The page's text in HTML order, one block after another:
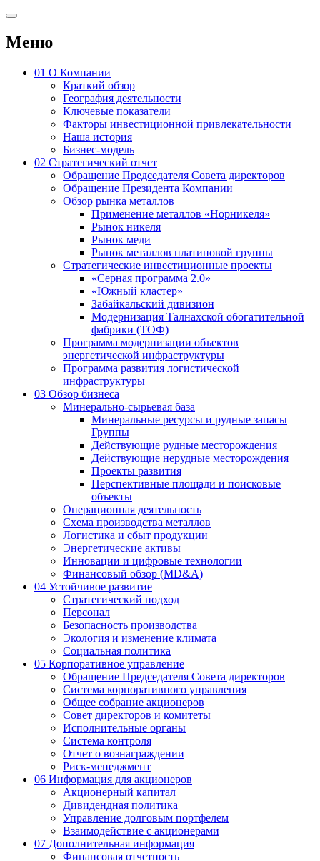
Меню
01 О Компании
Краткий обзор
География деятельности
Ключевые показатели
Факторы инвестиционной привлекательности
Наша история
Бизнес-модель
02 Стратегический отчет
Обращение Председателя Совета директоров
Обращение Президента Компании
Обзор рынка металлов
Применение металлов «Норникеля»
Рынок никеля
Рынок меди
Рынок металлов платиновой группы
Стратегические инвестиционные проекты
«Серная программа 2.0»
«Южный кластер»
Забайкальский дивизион
Модернизация Талнахской обогатительной
фабрики (ТОФ)
Программа модернизации объектов
энергетической инфраструктуры
Программа развития логистической
инфраструктуры
03 Обзор бизнеса
Минерально-сырьевая база
Минеральные ресурсы и рудные запасы
Группы
Действующие рудные месторождения
Действующие нерудные месторождения
Проекты развития
Перспективные площади и поисковые
объекты
Операционная деятельность
Схема производства металлов
Логистика и сбыт продукции
Энергетические активы
Инновации и цифровые технологии
Финансовый обзор (MD&A)
04 Устойчивое развитие
Стратегический подход
Персонал
Безопасность производства
Экология и изменение климата
Социальная политика
05 Корпоративное управление
Обращение Председателя Совета директоров
Система корпоративного управления
Общее собрание акционеров
Совет директоров и комитеты
Исполнительные органы
Система контроля
Отчет о вознаграждении
Риск-менеджмент
06 Информация для акционеров
Акционерный капитал
Дивидендная политика
Управление долговым портфелем
Взаимодействие с акционерами
07 Дополнительная информация
Финансовая отчетность